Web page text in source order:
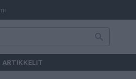
ARTIKKELIT